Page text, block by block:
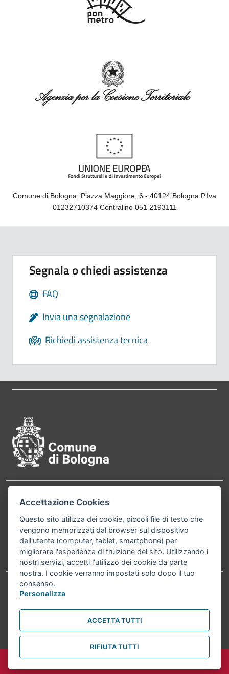
Comune di Bologna, Piazza Maggiore, 6 - 40124 Bologna P.Iva
01232710374 Centralino 051 2193111
Segnala o chiedi assistenza
FAQ
Invia una segnalazione
Richiedi assistenza tecnica
Contatti
Comune di Bologna, Piazza Maggiore, 6 - 40124
Bologna P.Iva 01232710374 Cod. IBAN: IT 88 R
02008 02435 000020067156
Telefono:051203040
Accessibilità Carta dei valori
Informativa sul trattamento dei dati personali Note legali
© Comune di Bologna 2026. Tutti i diritti riservati.
Accettazione Cookies
Questo sito utilizza dei cookie, piccoli file di testo che
vengono memorizzati dal browser sul dispositivo
dell'utente (computer, tablet, smartphone) per
migliorare l'esperienza di fruizione del sito. Utilizzando i
nostri servizi, accetti l'utilizzo dei cookie da parte
nostra. I cookie verranno impostati solo dopo il tuo
consenso.
Personalizza
ACCETTA TUTTI
RIFIUTA TUTTI